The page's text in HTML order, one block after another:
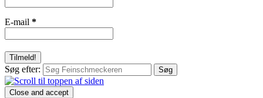
E-mail *
Søg efter: